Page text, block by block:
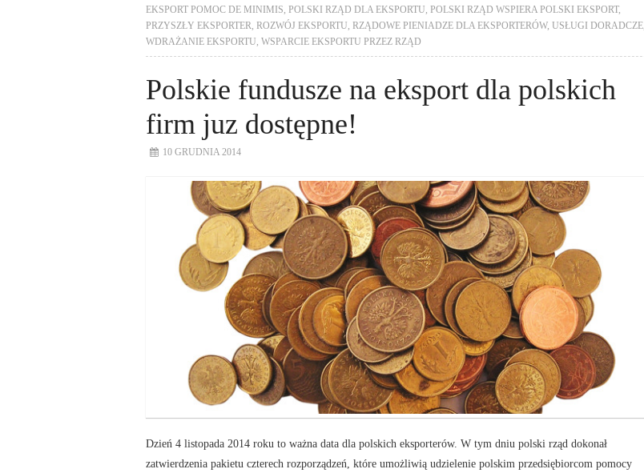
EKSPORT POMOC DE MINIMIS
POLSKI RZĄD DLA EKSPORTU POLSKI RZĄD WSPIERA POLSKI EKSPORT ,
PRZYSZŁY EKSPORTER
ROZWÓJ EKSPORTU RZĄDOWE PIENIADZE DLA EKSPORTERÓW, USŁUGI DORADCZE
WDRAŻANIE EKSPORTU
WSPARCIE EKSPORTU PRZEZ RZĄD
Polskie fundusze na eksport dla polskich
firm juz dostępne!
10 GRUDNIA 2014
Dzień 4 listopada 2014 roku to ważna data dla polskich eksporterów. W tym dniu polski rząd dokonał
zatwierdzenia pakietu czterech rozporządzeń, które umożliwią udzielenie polskim przedsiębiorcom pomocy